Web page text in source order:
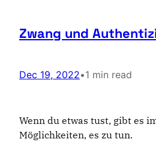
Zwang und
Dec 19, 2022•1 min read
Wenn du etwas tust, gibt es
Möglichkeiten, es zu tun.